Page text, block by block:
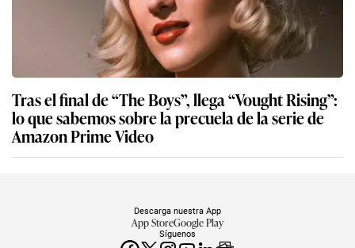
Tras el final de “The Boys”, llega “Vought Rising”:
lo que sabemos sobre la precuela de la serie de
Amazon Prime Video
Síguenos
Descarga nuestra App
App StoreGoogle Play